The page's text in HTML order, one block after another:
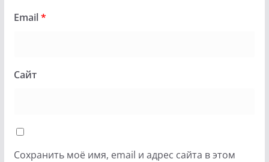
Email*
Сайт
Сохранить моё имя, email и адрес сайта в этом